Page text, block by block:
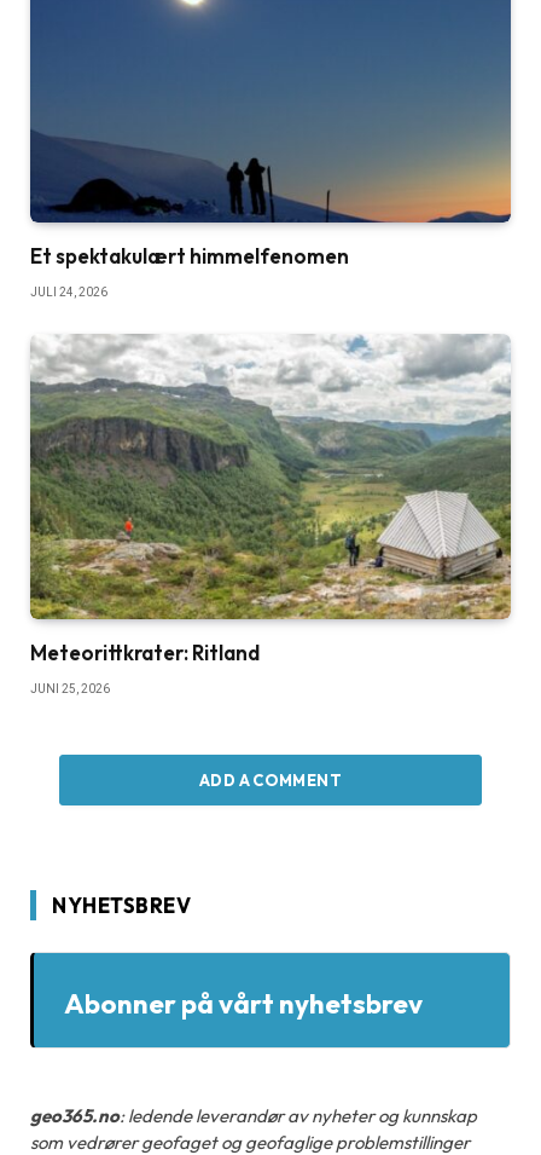
Et spektakulært himmelfenomen
JULI 24, 2026
Meteorittkrater: Ritland
JUNI 25, 2026
ADD A COMMENT
NYHETSBREV
Abonner på vårt nyhetsbrev
geo365.no: ledende leverandør av nyheter og kunnskap
som vedrører geofaget og geofaglige problemstillinger